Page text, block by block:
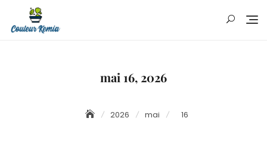
content
mai 16, 2026
2026 mai 16